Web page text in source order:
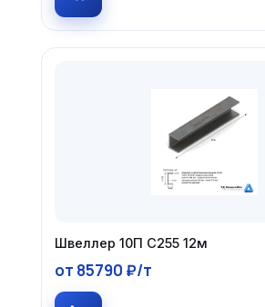
Швеллер 10П С255 12м
от 85790 ₽/т